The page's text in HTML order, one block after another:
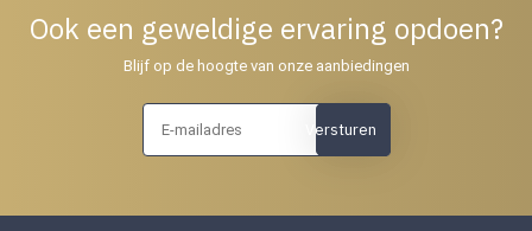
Ook een geweldige ervaring opdoen?
Blijf op de hoogte van onze aanbiedingen
Versturen